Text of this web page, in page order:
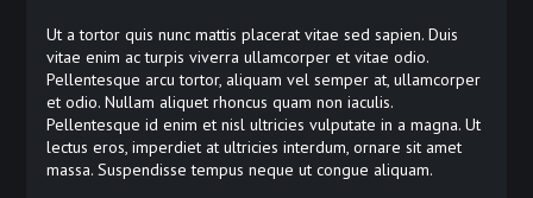
Ut a tortor quis nunc mattis placerat vitae sed sapien. Duis
vitae enim ac turpis viverra ullamcorper et vitae odio.
Pellentesque arcu tortor, aliquam vel semper at, ullamcorper
et odio. Nullam aliquet rhoncus quam non iaculis.
Pellentesque id enim et nisl ultricies vulputate in a magna. Ut
lectus eros, imperdiet at ultricies interdum, ornare sit amet
massa. Suspendisse tempus neque ut congue aliquam.